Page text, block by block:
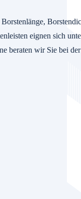
eignen sich
beraten wir Sie bei